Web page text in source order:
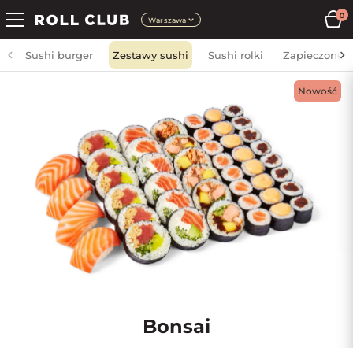
Warszawa
0
Sushi burger Zestawy sushi Sushi rolki Zapieczone
Nowość
Bonsai